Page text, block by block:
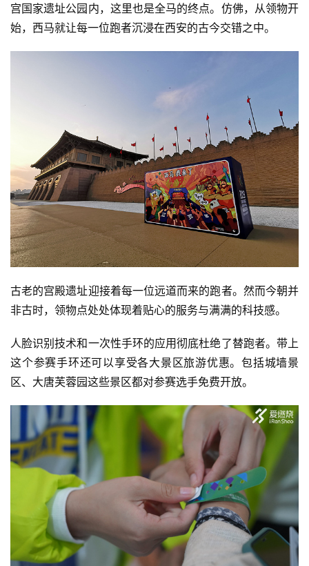
宫国家遗址公园内，这里也是全马的终点。仿佛，从领物开
始，西马就让每一位跑者沉浸在西安的古今交错之中。
古老的宫殿遗址迎接着每一位远道而来的跑者。然而今朝并
非古时，领物点处处体现着贴心的服务与满满的科技感。
人脸识别技术和一次性手环的应用彻底杜绝了替跑者。带上
这个参赛手环还可以享受各大景区旅游优惠。包括城墙景
区、大唐芙蓉园这些景区都对参赛选手免费开放。